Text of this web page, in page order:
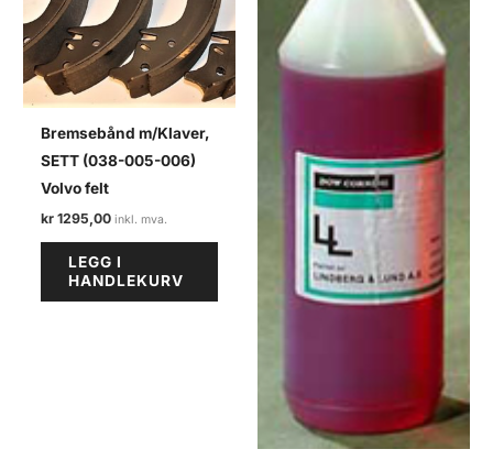
Bremsebånd m/Klaver,
SETT (038-005-006)
Volvo felt
kr 1295,00
LEGG I
HANDLEKURV